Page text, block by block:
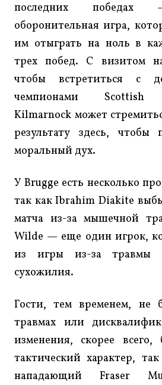
последних победах
оборонительная игра,
им отыграть на ноль в
трех побед. С визитом
чтобы встретиться с
чемпионами Scottish
Kilmarnock может
результату здесь, чтобы
моральный дух.
У Brugge есть несколько
так как Ibrahim Diakite
матча из-за мышечной
Wilde — еще один игрок,
из игры из-за травмы
сухожилия.
Гости, тем временем, не
травмах или
изменения, скорее всего,
тактический характер,
нападающий Fraser